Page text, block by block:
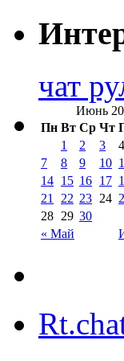
чат
Июнь
Пн Вт Ср Чт
« Май
1 2 3 4
7
8 9 10
14 15 16 17
21
22 23 24
28 29 30